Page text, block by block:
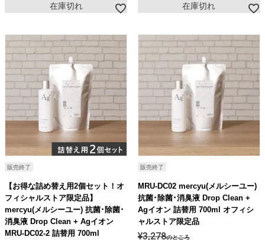
在庫切れ 在庫切れ
販売終了
【お得な詰め替え用2個セット！オ
フィシャルストア限定品】
mercyu(メルシーユー) 抗菌･除菌･
消臭液 Drop Clean + Agイオン
MRU-DC02-2 詰替用 700ml
販売終了
MRU-DC02 mercyu(メルシーユー)
抗菌･除菌･消臭液 Drop Clean +
Agイオン 詰替用 700ml オフィシ
ャルストア限定品
¥3,278のところ